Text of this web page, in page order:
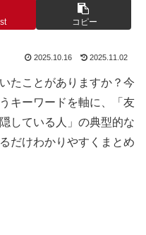
コピー
2025.10.16 2025.11.02
たことがありますか？今
キーワードを軸に、「友
している人」の典型的な
だけわかりやすくまとめ